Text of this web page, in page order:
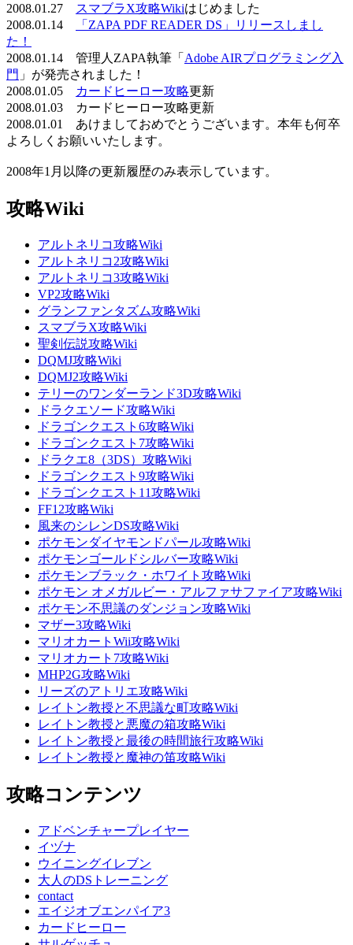
2008.01.27
スマブラX攻略Wikiはじめました
2008.01.14
「ZAPA PDF READER DS」リリースしまし
た！
2008.01.14 管理人ZAPA執筆「 Adobe AIRプログラミング入
門 」が発売されました！
2008.01.05
カードヒーロー攻略更新
2008.01.03 カードヒーロー攻略更新
2008.01.01 あけましておめでとうございます。本年も何卒
よろしくお願いいたします。
2008年1月以降の更新履歴のみ表示しています。
攻略Wiki
アルトネリコ攻略Wiki
アルトネリコ2攻略Wiki
アルトネリコ3攻略Wiki
VP2攻略Wiki
グランファンタズム攻略Wiki
スマブラX攻略Wiki
聖剣伝説攻略Wiki
DQMJ攻略Wiki
DQMJ2攻略Wiki
テリーのワンダーランド3D攻略Wiki
ドラクエソード攻略Wiki
ドラゴンクエスト6攻略Wiki
ドラゴンクエスト7攻略Wiki
ドラクエ8（3DS）攻略Wiki
ドラゴンクエスト9攻略Wiki
ドラゴンクエスト11攻略Wiki
FF12攻略Wiki
風来のシレンDS攻略Wiki
ポケモンダイヤモンドパール攻略Wiki
ポケモンゴールドシルバー攻略Wiki
ポケモンブラック・ホワイト攻略Wiki
ポケモン オメガルビー・アルファサファイア攻略Wiki
ポケモン不思議のダンジョン攻略Wiki
マザー3攻略Wiki
マリオカートWii攻略Wiki
マリオカート7攻略Wiki
MHP2G攻略Wiki
リーズのアトリエ攻略Wiki
レイトン教授と不思議な町攻略Wiki
レイトン教授と悪魔の箱攻略Wiki
レイトン教授と最後の時間旅行攻略Wiki
レイトン教授と魔神の笛攻略Wiki
攻略コンテンツ
アドベンチャープレイヤー
イヅナ
ウイニングイレブン
大人のDSトレーニング
contact
エイジオブエンパイア3
カードヒーロー